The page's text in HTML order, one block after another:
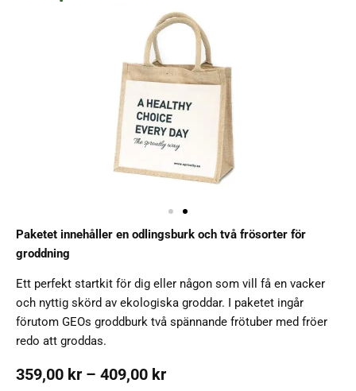
Paketet innehåller en odlingsburk och två frösorter för
groddning
Ett perfekt startkit för dig eller någon som vill få en vacker
och nyttig skörd av ekologiska groddar. I paketet ingår
förutom GEOs groddburk två spännande frötuber med fröer
redo att groddas.
359,00 kr – 409,00 kr